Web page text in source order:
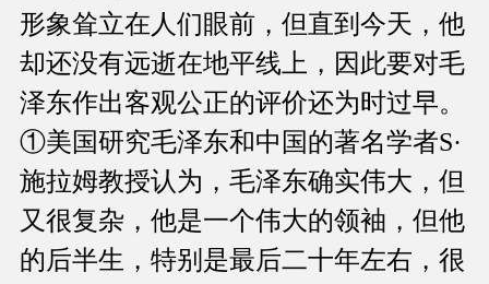
形象耸立在人们眼前，但直到今天，他
却还没有远逝在地平线上，因此要对毛
泽东作出客观公正的评价还为时过早。
①美国研究毛泽东和中国的著名学者S·
施拉姆教授认为，毛泽东确实伟大，但
又很复杂，他是一个伟大的领袖，但他
的后半生，特别是最后二十年左右，很